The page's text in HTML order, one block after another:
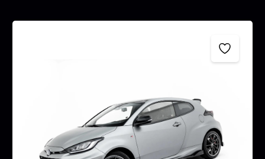
Bildergalerie überspringen